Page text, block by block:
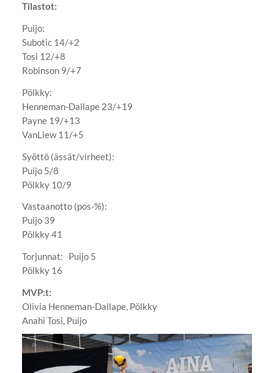
Tilastot:
Puijo:
Subotic 14/+2
Tosi 12/+8
Robinson 9/+7
Pölkky:
Henneman-Dallape 23/+19
Payne 19/+13
VanLiew 11/+5
Syöttö (ässät/virheet):
Puijo 5/8
Pölkky 10/9
Vastaanotto (pos-%):
Puijo 39
Pölkky 41
Torjunnat: Puijo 5
Pölkky 16
MVP:t:
Olivia Henneman-Dallape, Pölkky
Anahi Tosi, Puijo